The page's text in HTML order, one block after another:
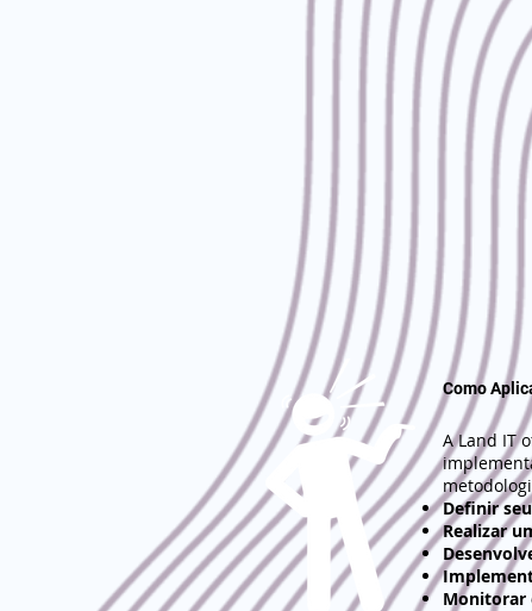
Como
A Land IT
Definir
Realizar
Monitorar